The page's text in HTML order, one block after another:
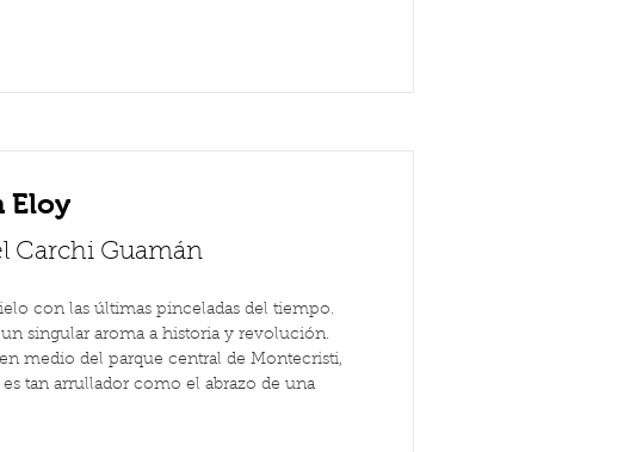
Eloy
Carchi Guamán
con las últimas pinceladas del tiempo.
singular aroma a historia y revolución.
medio del parque central de Montecristi,
tan arrullador como el abrazo de una